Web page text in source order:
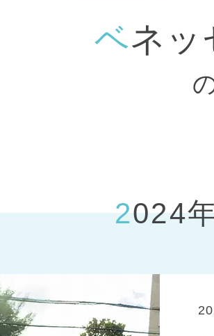
江東区 (1)
県 全域(2) 神戸市(1)
ベネ
2024